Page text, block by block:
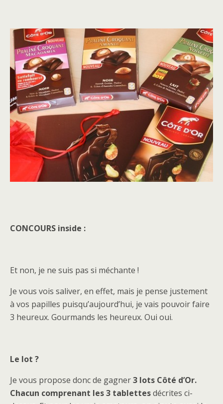
CONCOURS inside :
Et non, je ne suis pas si méchante !
Je vous vois saliver, en effet, mais je pense justement
à vos papilles puisqu’aujourd’hui, je vais pouvoir faire
3 heureux. Gourmands les heureux. Oui oui.
Le lot ?
Je vous propose donc de gagner3 lots Côté d’Or.
Chacun comprenant les 3 tablettesdécrites ci-